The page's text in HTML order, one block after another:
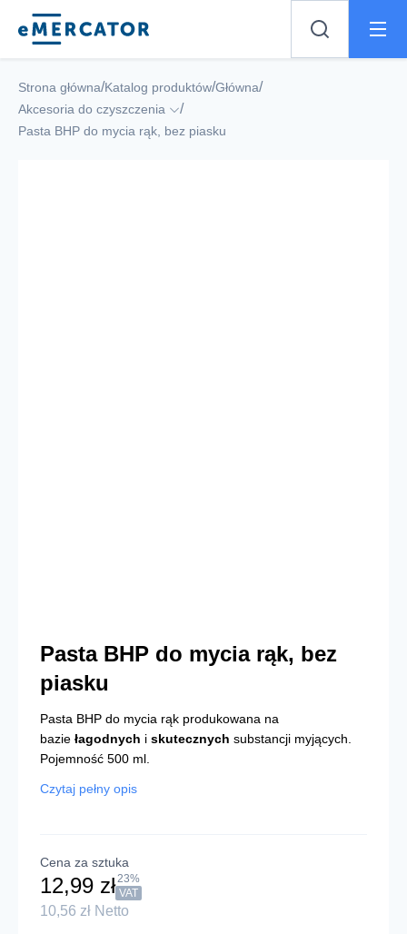
Mercator
Strona główna/Katalog produktów/Główna/
Akcesoria do czyszczenia /
Pasta BHP do mycia rąk, bez piasku
Pasta BHP do mycia rąk, bez
piasku
Pasta BHP do mycia rąk produkowana na
bazie łagodnych i skutecznych substancji myjących.
Pojemność 500 ml.
Czytaj pełny opis
Cena za sztuka
12,99 zł23%
VAT
10,56 zł Netto